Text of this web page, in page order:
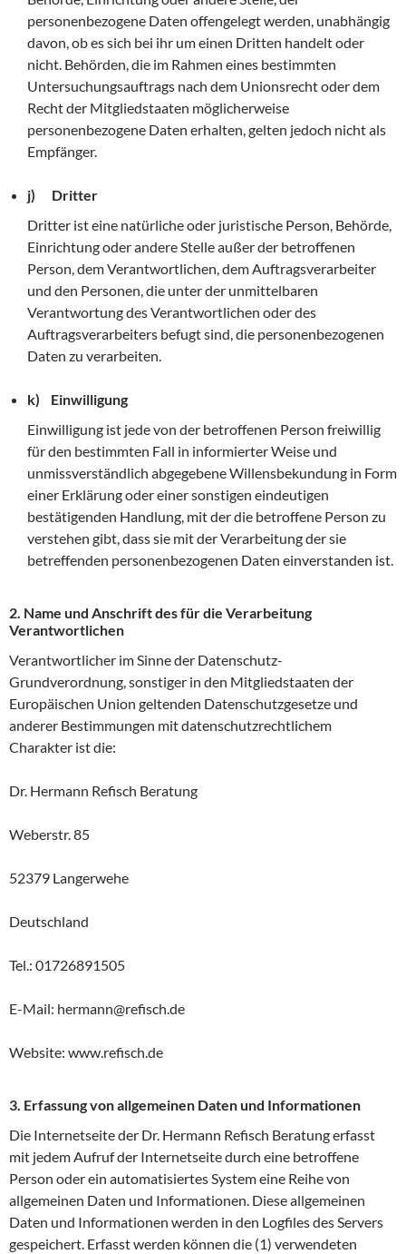
personenbezogene Daten offengelegt werden, unabhängig
davon, ob es sich bei ihr um einen Dritten handelt oder
nicht. Behörden, die im Rahmen eines bestimmten
Untersuchungsauftrags nach dem Unionsrecht oder dem
Recht der Mitgliedstaaten möglicherweise
personenbezogene Daten erhalten, gelten jedoch nicht als
Empfänger.
j) Dritter
Dritter ist eine natürliche oder juristische Person, Behörde,
Einrichtung oder andere Stelle außer der betroffenen
Person, dem Verantwortlichen, dem Auftragsverarbeiter
und den Personen, die unter der unmittelbaren
Verantwortung des Verantwortlichen oder des
Auftragsverarbeiters befugt sind, die personenbezogenen
Daten zu verarbeiten.
k) Einwilligung
Einwilligung ist jede von der betroffenen Person freiwillig
für den bestimmten Fall in informierter Weise und
unmissverständlich abgegebene Willensbekundung in Form
einer Erklärung oder einer sonstigen eindeutigen
bestätigenden Handlung, mit der die betroffene Person zu
verstehen gibt, dass sie mit der Verarbeitung der sie
betreffenden personenbezogenen Daten einverstanden ist.
2. Name und Anschrift des für die Verarbeitung
Verantwortlichen
Verantwortlicher im Sinne der Datenschutz-
Grundverordnung, sonstiger in den Mitgliedstaaten der
Europäischen Union geltenden Datenschutzgesetze und
anderer Bestimmungen mit datenschutzrechtlichem
Charakter ist die:
Dr. Hermann Refisch Beratung
Weberstr. 85
52379 Langerwehe
Deutschland
Tel.: 01726891505
E-Mail: hermann@refisch.de
Website: www.refisch.de
3. Erfassung von allgemeinen Daten und Informationen
Die Internetseite der Dr. Hermann Refisch Beratung erfasst
mit jedem Aufruf der Internetseite durch eine betroffene
Person oder ein automatisiertes System eine Reihe von
allgemeinen Daten und Informationen. Diese allgemeinen
Daten und Informationen werden in den Logfiles des Servers
gespeichert. Erfasst werden können die (1) verwendeten